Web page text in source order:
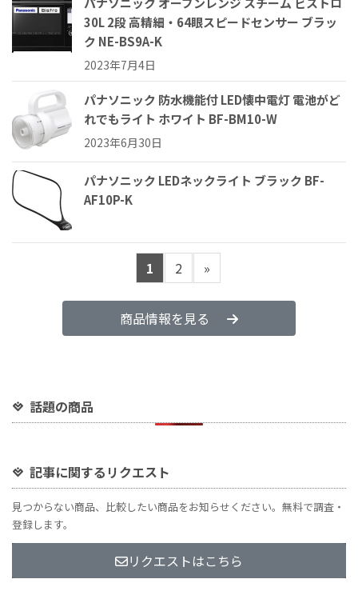
30L 2段 高精細・64眼スピードセンサー ブラッ
ク NE-BS9A-K
2023年7月4日
パナソニック 防水機能付 LED懐中電灯 電池がど
れでもライト ホワイト BF-BM10-W
2023年6月30日
パナソニック LEDネックライト ブラック BF-
AF10P-K
1 2 »
商品情報を見る
話題の商品
記事に関するリクエスト
見つからない商品、比較したい商品をお知らせください。無料で調査・
登録します。
リクエストはこちら